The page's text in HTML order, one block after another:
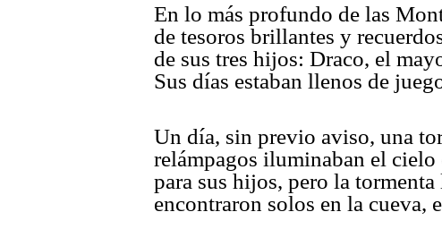
En lo más profundo de las
de tesoros brillantes y
de sus tres hijos: Draco, el
Sus días estaban llenos de
Un día, sin previo aviso, una
relámpagos iluminaban el
para sus hijos, pero la
encontraron solos en la cueva,